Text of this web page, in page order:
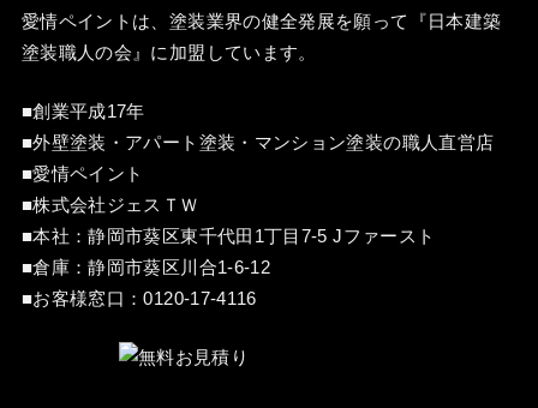
愛情ペイントは、塗装業界の健全発展を願って『 日本建築
塗装職人の会 』に加盟しています。
■創業平成17年
■外壁塗装・アパート塗装・マンション塗装の職人直営店
■愛情ペイント
■株式会社ジェスＴＷ
■本社：静岡市葵区東千代田1丁目7-5 Jファースト
■倉庫：静岡市葵区川合1-6-12
■お客様窓口：0120-17-4116